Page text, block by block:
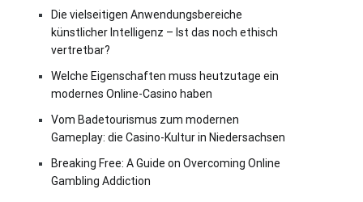
Die vielseitigen Anwendungsbereiche
künstlicher Intelligenz – Ist das noch ethisch
vertretbar?
Welche Eigenschaften muss heutzutage ein
modernes Online-Casino haben
Vom Badetourismus zum modernen
Gameplay: die Casino-Kultur in Niedersachsen
Breaking Free: A Guide on Overcoming Online
Gambling Addiction